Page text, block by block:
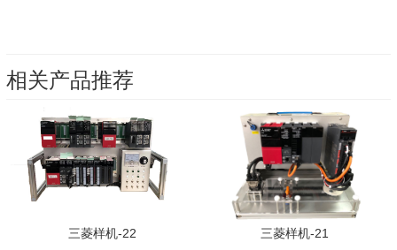
相关产品推荐
三菱样机-22 三菱样机-21